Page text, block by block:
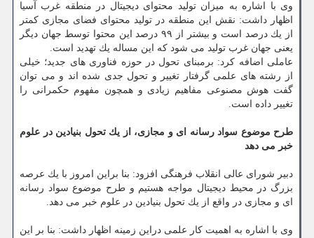
وی با اشاره به میزان تولید محتوای دیجیتال در منطقه غرب آسیا
اظهار داشت: نقش این منطقه در تولید محتوای فضای مجازی كمتر
از یك درصد است و بیشتر از ۹۹ درصد این محتوا توسط جهان دیگر
یعنی جهان غرب تولید می شود كه این مساله یك تهدید است.
عاملی اضافه كرد: برمبنای تحول در حوزه فناوری های جدید؛ خیلی
از رشته های علمی گرفتار تغییر و تحول جدی شده اند و می توان
گفت هوش مصنوعی مفاهیم زیادی و همچون مفهوم حكمرانی را
تغییر داده است.
طرح موضوع سواد رسانه ای و مجازی، از یك تحول بنیادین در علوم
خبر می دهد
دبیر شورای عالی انقلاب فرهنگی افزود: بنا براین امروز با یك عرصه
بزرگ در محیط دیجیتال مواجه هستیم و طرح موضوع سواد رسانه
ای و مجازی در واقع از یك تحول بنیادین در علوم خبر می دهد.
وی با اشاره به اهمیت كار علمی دراین زمینه اظهار داشت: بنا بر این